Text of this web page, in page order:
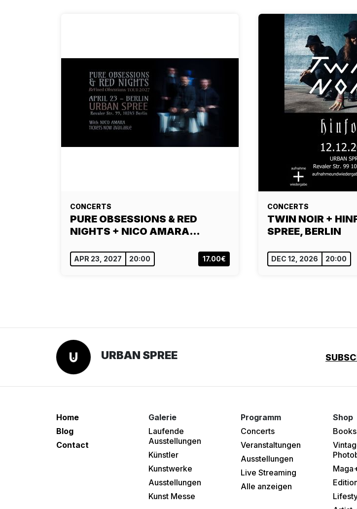
CONCERTS
PURE OBSESSIONS & RED
NIGHTS + NICO AMARA…
APR 23, 2027 20:00 17.00€
CONCERTS
TWIN NOIR +
SPREE, BERLIN
DEC 12, 2026 20:00
URBAN SPREE
Home
Blog
Contact
Galerie
Laufende
Ausstellungen
Künstler
Kunstwerke
Ausstellungen
Kunst Messe
Programm
Concerts
Veranstaltungen
Ausstellungen
Live Streaming
Alle anzeigen
Shop
Books